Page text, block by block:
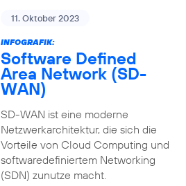
11. Oktober 2023
INFOGRAFIK:
Software Defined
Area Network (SD-
WAN)
SD-WAN ist eine moderne
Netzwerkarchitektur, die sich die
Vorteile von Cloud Computing und
softwaredefiniertem Networking
(SDN) zunutze macht.